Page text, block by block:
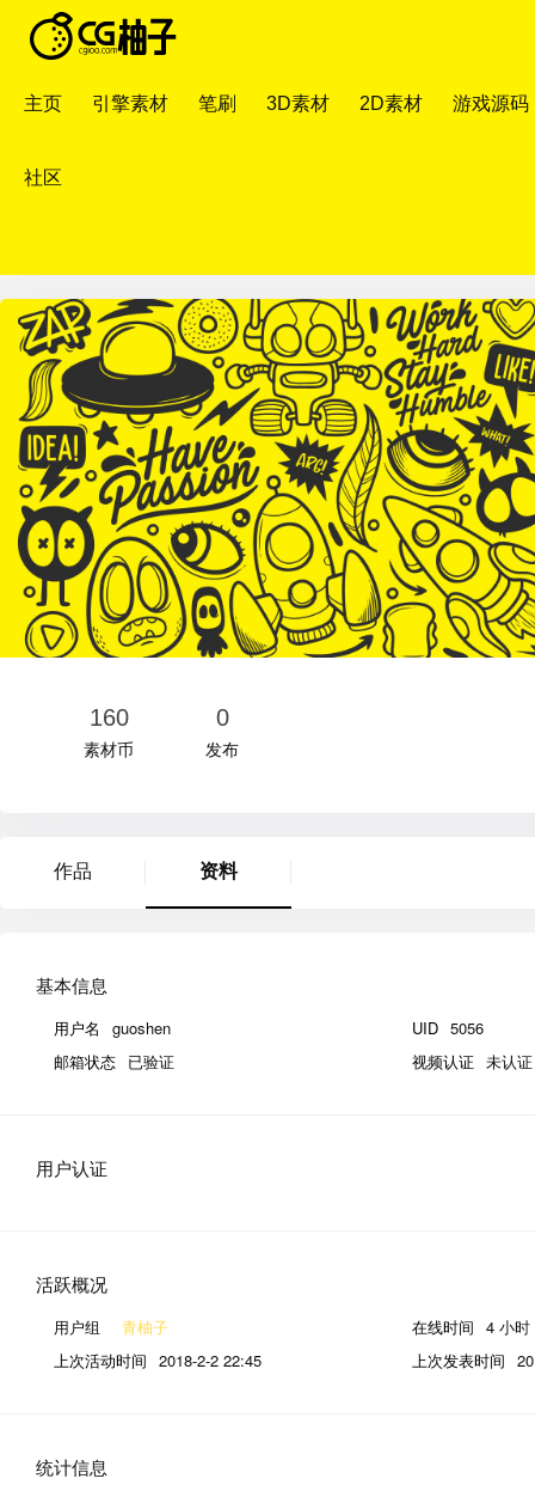
主页 引擎素材 笔刷 3D素材 2D素材 游戏源码
社区
160
素材币
0
发布
作品 资料
基本信息
用户名 guoshen UID 5056
邮箱状态 已验证 视频认证 未认证
用户认证
活跃概况
用户组 青柚子 在线时间 4 小时
上次活动时间 2018-2-2 22:45 上次发表时间
统计信息